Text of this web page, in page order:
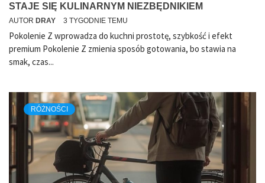
STAJE SIĘ KULINARNYM NIEZBĘDNIKIEM
AUTOR DRAY 3 TYGODNIE TEMU
Pokolenie Z wprowadza do kuchni prostotę, szybkość i efekt
premium Pokolenie Z zmienia sposób gotowania, bo stawia na
smak, czas...
RÓŻNOŚCI